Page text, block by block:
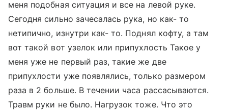
меня подобная ситуация и все на левой руке.
Сегодня сильно зачесалась рука, но как- то
нетипично, изнутри как- то. Поднял кофту, а там
вот такой вот узелок или припухлость Такое у
меня уже не первый раз, такие же две
припухлости уже появлялись, только размером
раза в 2 больше. В течении часа рассасываются.
Травм руки не было. Нагрузок тоже. Что это